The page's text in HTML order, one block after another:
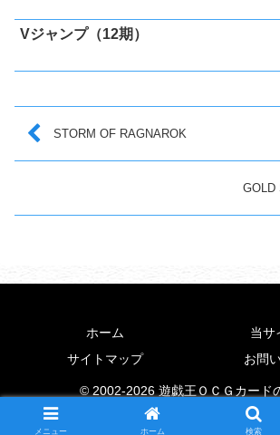
Vジャンプ（12期）
STORM OF RAGNAROK
GOLD
ホーム
当サ
サイトマップ
お問
© 2002-2026 遊戯王ＯＣＧカード
メニュー ホーム 検索